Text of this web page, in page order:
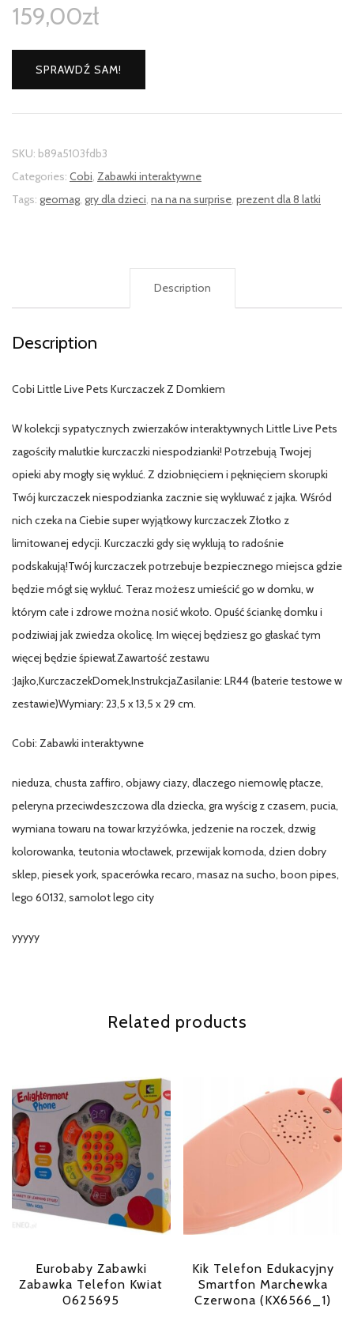
159,00zł
SPRAWDŹ SAM!
SKU: b89a5103fdb3
Categories: Cobi, Zabawki interaktywne
Tags: geomag, gry dla dzieci, na na na surprise, prezent dla 8 latki
Description
Description
Cobi Little Live Pets Kurczaczek Z Domkiem
W kolekcji sypatycznych zwierzaków interaktywnych Little Live Pets
zagościły malutkie kurczaczki niespodzianki! Potrzebują Twojej
opieki aby mogły się wykluć. Z dziobnięciem i pęknięciem skorupki
Twój kurczaczek niespodzianka zacznie się wykluwać z jajka. Wśród
nich czeka na Ciebie super wyjątkowy kurczaczek Złotko z
limitowanej edycji. Kurczaczki gdy się wyklują to radośnie
podskakują!Twój kurczaczek potrzebuje bezpiecznego miejsca gdzie
będzie mógł się wykluć. Teraz możesz umieścić go w domku, w
którym całe i zdrowe można nosić wkoło. Opuść ściankę domku i
podziwiaj jak zwiedza okolicę. Im więcej będziesz go głaskać tym
więcej będzie śpiewał.Zawartość zestawu
:Jajko,KurczaczekDomek,InstrukcjaZasilanie: LR44 (baterie testowe w
zestawie)Wymiary: 23,5 x 13,5 x 29 cm.
Cobi: Zabawki interaktywne
nieduza, chusta zaffiro, objawy ciazy, dlaczego niemowlę płacze,
peleryna przeciwdeszczowa dla dziecka, gra wyścig z czasem, pucia,
wymiana towaru na towar krzyżówka, jedzenie na roczek, dzwig
kolorowanka, teutonia włocławek, przewijak komoda, dzien dobry
sklep, piesek york, spacerówka recaro, masaz na sucho, boon pipes,
lego 60132, samolot lego city
yyyyy
Related products
Eurobaby Zabawki
Zabawka Telefon Kwiat
0625695
Kik Telefon Edukacyjny
Smartfon Marchewka
Czerwona (KX6566_1)